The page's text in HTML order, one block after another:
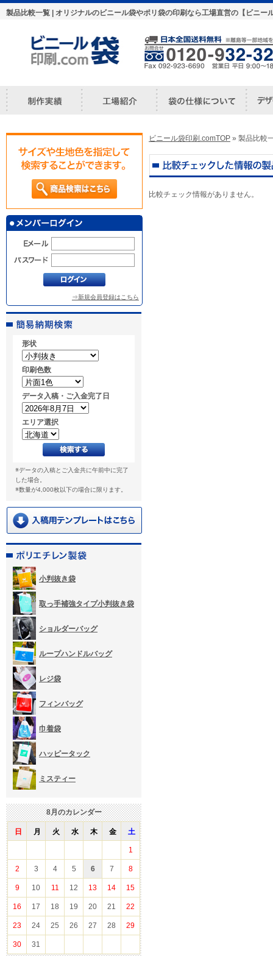
製品比較一覧 | オリジナルのビニール袋やポリ袋の印刷なら工場直営の【ビニー
⇒新規会員登録はこちら
形状
印刷色数
データ入稿・ご入金完了日
エリア選択
※データの入稿とご入金共に午前中に完了
した場合。
※数量が4,000枚以下の場合に限ります。
小判抜き袋
取っ手補強タイプ小判抜き袋
ショルダーバッグ
ループハンドルバッグ
レジ袋
フィンバッグ
巾着袋
ハッピータック
ミスティー
8月のカレンダー
日 月 火 水 木 金 土
1
2 3 4 5 6 7 8
9 10 11 12 13 14 15
16 17 18 19 20 21 22
23 24 25 26 27 28 29
30 31
ビニール袋印刷.comTOP » 製品比較
比較チェック情報がありません。